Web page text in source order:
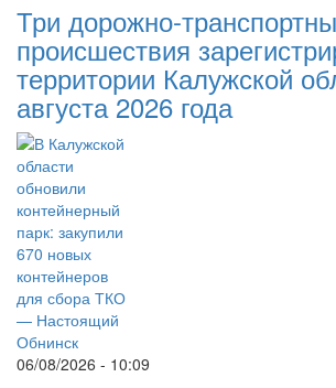
Три дорожно-
происшествия
территории Калужской
августа 2026 года
06/08/2026 - 10:09